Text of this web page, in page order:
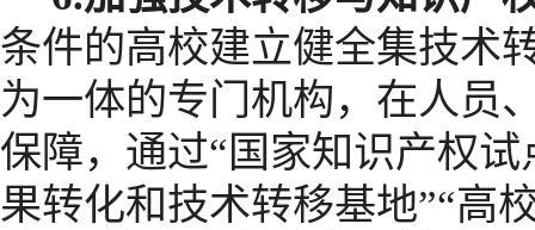
条件的高校建立健全集技术
为一体的专门机构，在人员
保障，通过“国家知识产权
果转化和技术转移基地”“高